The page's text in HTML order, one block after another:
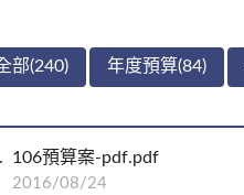
部(240) 年度預算(84)
106預算案-pdf.pdf
2016/08/24